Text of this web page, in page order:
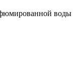
воды